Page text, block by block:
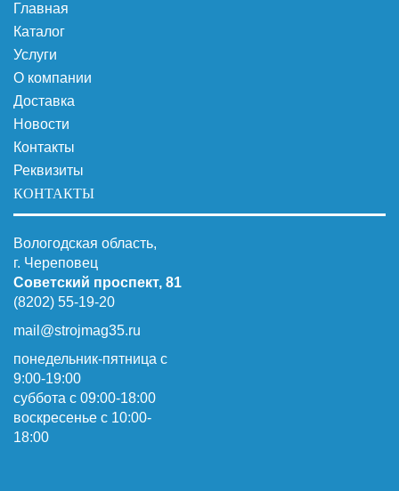
Главная
Каталог
Услуги
О компании
Доставка
Новости
Контакты
Реквизиты
КОНТАКТЫ
Вологодская область,
г. Череповец
Советский проспект, 81
(8202) 55-19-20
mail@strojmag35.ru
понедельник-пятница с
9:00-19:00
суббота c 09:00-18:00
воскресенье с 10:00-
18:00